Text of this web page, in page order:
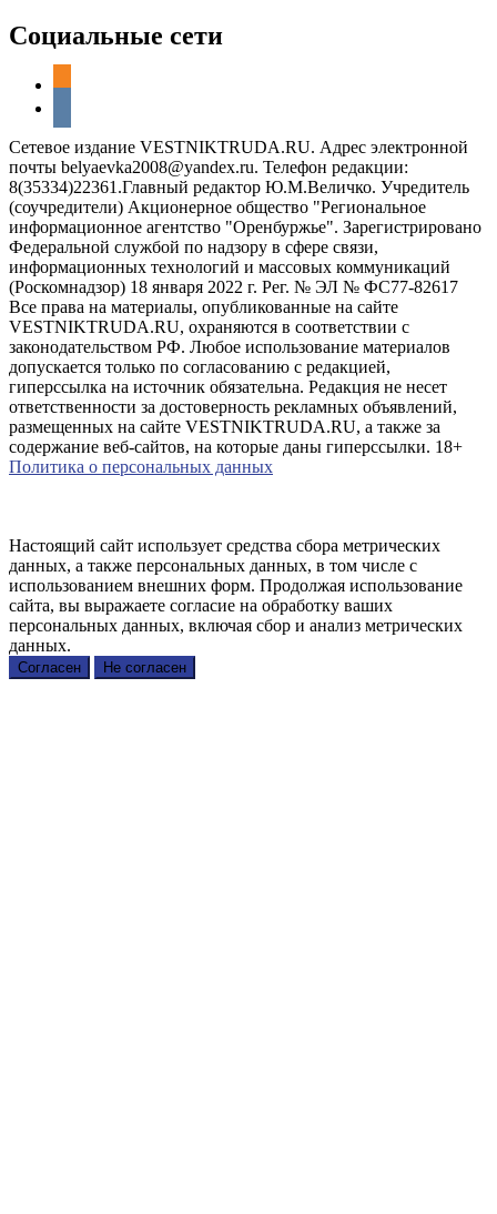
Социальные сети
Сетевое издание VESTNIKTRUDA.RU. Адрес электронной
почты belyaevka2008@yandex.ru. Телефон редакции:
8(35334)22361.Главный редактор Ю.М.Величко. Учредитель
(соучредители) Акционерное общество "Региональное
информационное агентство "Оренбуржье". Зарегистрировано
Федеральной службой по надзору в сфере связи,
информационных технологий и массовых коммуникаций
(Роскомнадзор) 18 января 2022 г. Рег. № ЭЛ № ФС77-82617
Все права на материалы, опубликованные на сайте
VESTNIKTRUDA.RU, охраняются в соответствии с
законодательством РФ. Любое использование материалов
допускается только по согласованию с редакцией,
гиперссылка на источник обязательна. Редакция не несет
ответственности за достоверность рекламных объявлений,
размещенных на сайте VESTNIKTRUDA.RU, а также за
содержание веб-сайтов, на которые даны гиперссылки. 18+
Политика о персональных данных
Настоящий сайт использует средства сбора метрических
данных, а также персональных данных, в том числе с
использованием внешних форм. Продолжая использование
сайта, вы выражаете согласие на обработку ваших
персональных данных, включая сбор и анализ метрических
данных.
Согласен Не согласен